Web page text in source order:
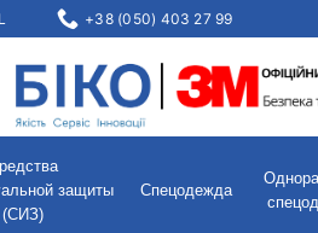
+38 (050) 403 27 99
защиты
(СИЗ)
Спецодежда